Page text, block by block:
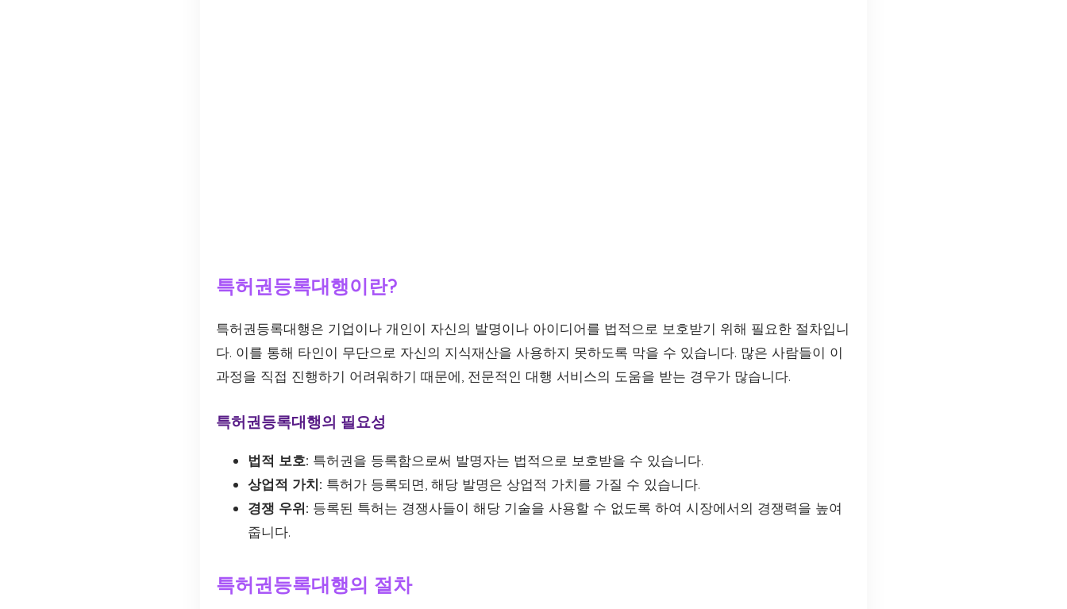
특허권등록대행이란?
특허권등록대행은 기업이나 개인이 자신의 발명이나 아이디어를 법적으로 보호받기 위해 필요한 절차입니
다. 이를 통해 타인이 무단으로 자신의 지식재산을 사용하지 못하도록 막을 수 있습니다. 많은 사람들이 이
과정을 직접 진행하기 어려워하기 때문에, 전문적인 대행 서비스의 도움을 받는 경우가 많습니다.
특허권등록대행의 필요성
법적 보호: 특허권을 등록함으로써 발명자는 법적으로 보호받을 수 있습니다.
상업적 가치: 특허가 등록되면, 해당 발명은 상업적 가치를 가질 수 있습니다.
경쟁 우위: 등록된 특허는 경쟁사들이 해당 기술을 사용할 수 없도록 하여 시장에서의 경쟁력을 높여
줍니다.
특허권등록대행의 절차